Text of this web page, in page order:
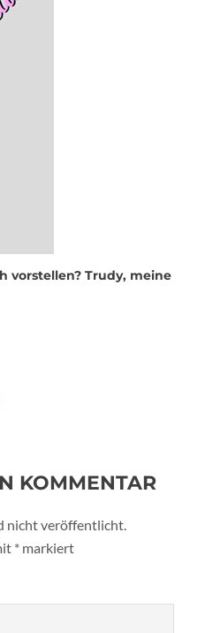
vorstellen? Trudy, meine
KOMMENTAR
nicht veröffentlicht.
* markiert